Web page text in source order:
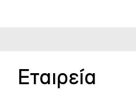
Εταιρεία